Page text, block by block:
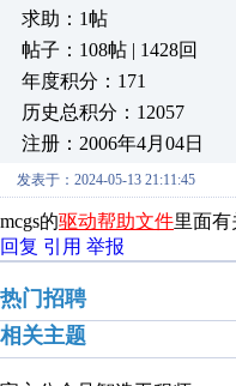
求助：1帖
帖子：108帖 | 1428回
年度积分：171
历史总积分：12057
注册：2006年4月04日
发表于：2024-05-13 21:11:45
mcgs的驱动帮助文件里面有
回复 引用 举报
热门招聘
相关主题